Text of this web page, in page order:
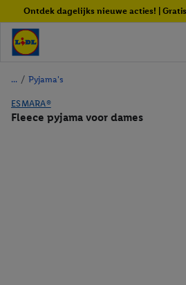
Ontdek dagelijks nieuwe acties! |
/ Pyjama's
ESMARA®
Fleece pyjama voor dames